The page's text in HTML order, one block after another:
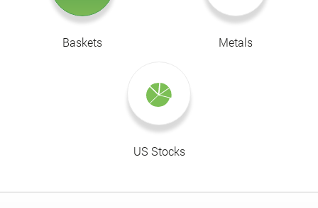
Baskets Metals
US Stocks